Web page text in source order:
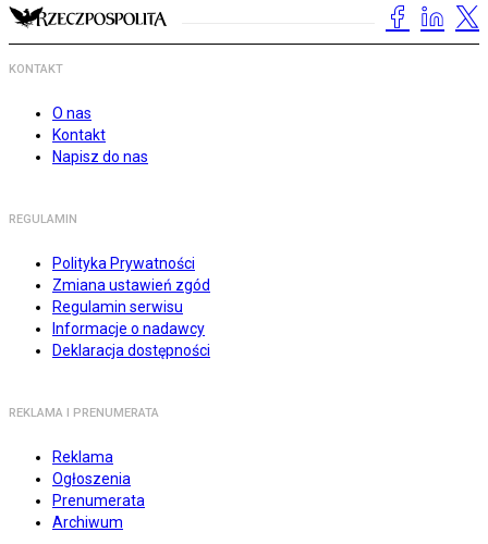
KONTAKT
O nas
Kontakt
Napisz do nas
REGULAMIN
Polityka Prywatności
Zmiana ustawień zgód
Regulamin serwisu
Informacje o nadawcy
Deklaracja dostępności
REKLAMA I PRENUMERATA
Reklama
Ogłoszenia
Prenumerata
Archiwum